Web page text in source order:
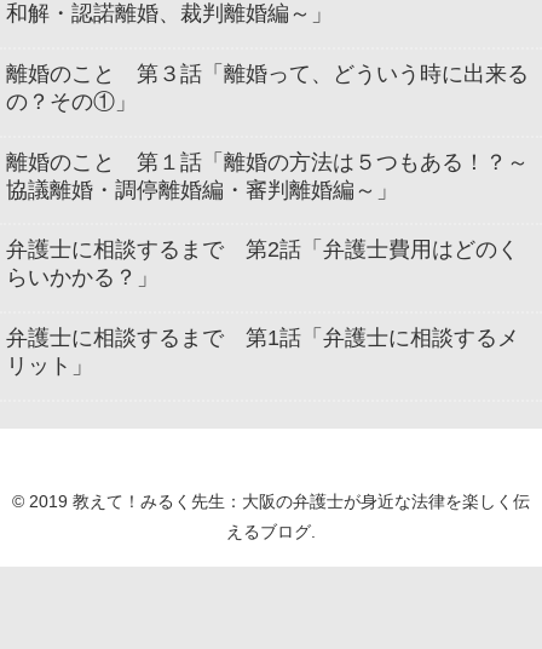
和解・認諾離婚、裁判離婚編～」
離婚のこと 第３話「離婚って、どういう時に出来る
の？その①」
離婚のこと 第１話「離婚の方法は５つもある！？～
協議離婚・調停離婚編・審判離婚編～」
弁護士に相談するまで 第2話「弁護士費用はどのく
らいかかる？」
弁護士に相談するまで 第1話「弁護士に相談するメ
リット」
© 2019 教えて！みるく先生：大阪の弁護士が身近な法律を楽しく伝
えるブログ.